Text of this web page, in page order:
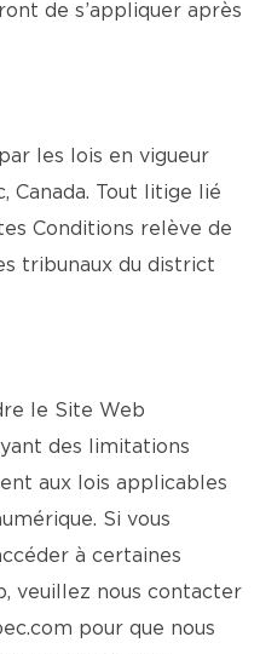
de s’appliquer après
les lois en vigueur
Canada. Tout litige lié
Conditions relève de
tribunaux du district
le Site Web
des limitations
aux lois applicables
Si vous
à certaines
veuillez nous contacter
pour que nous